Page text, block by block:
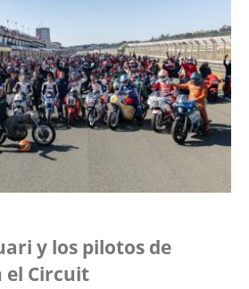
y los pilotos de
el Circuit